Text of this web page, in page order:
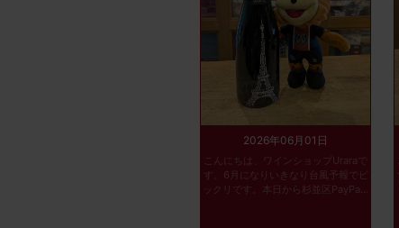
2026年06月01日
こんにちは、ワインショップUraraで
す。6月になりいきなり台風予報でビ
ックリです。本日から杉並区PayPa...